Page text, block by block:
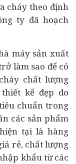
cháy theo định
ty đã hoạch
máy sản xuất
làm sao để có
chất lượng
kế đẹp do
chuẩn trong
các sản phẩm
tại là hàng
rẻ, chất lượng
khẩu từ các